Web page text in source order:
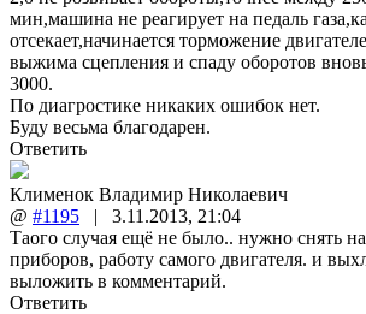
мин,машина не реагирует на педаль
отсекает,начинается торможение
выжима сцепления и спаду оборотов
3000.
По диагростике никаких ошибок нет.
Буду весьма благодарен.
Ответить
Клименок Владимир Николаевич
@ #1195 | 3.11.2013, 21:04
Таого случая ещё не было.. нужно снять
приборов, работу самого двигателя. и
выложить в комментарий.
Ответить